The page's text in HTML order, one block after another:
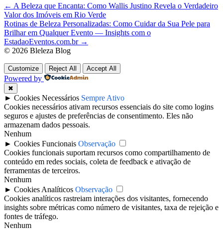
Navegação
de
Post
← A Beleza que Encanta: Como Wallis Justino Revela o Verdadeiro
Valor dos Imóveis em Rio Verde
Rotinas de Beleza Personalizadas: Como Cuidar da Sua Pele para
Brilhar em Qualquer Evento — Insights com o
EstadaoEventos.com.br →
© 2026 Bleleza Blog
Customize Reject All Accept All
Powered by
✖
► Cookies Necessários Sempre Ativo
Cookies necessários ativam recursos essenciais do site como logins
seguros e ajustes de preferências de consentimento. Eles não
armazenam dados pessoais.
Nenhum
► Cookies Funcionais Observação
Cookies funcionais suportam recursos como compartilhamento de
conteúdo em redes sociais, coleta de feedback e ativação de
ferramentas de terceiros.
Nenhum
► Cookies Analíticos Observação
Cookies analíticos rastreiam interações dos visitantes, fornecendo
insights sobre métricas como número de visitantes, taxa de rejeição e
fontes de tráfego.
Nenhum